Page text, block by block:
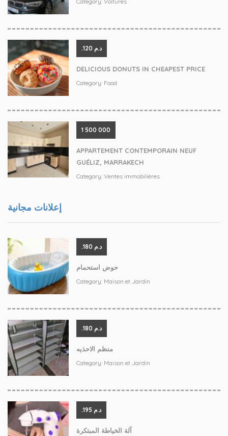
.د.م 120
DELICIOUS DONUTS IN CHEAPEST PRICE
Category: Food
‪1 500 000
APPARTEMENT CONTEMPORAIN NEUF
GUÉLIZ, MARRAKECH
Category: Ventes immobilières
إعلانات مجانية
.د.م 180
حوض استحمام
Category: Maison et Jardin
.د.م 180
منظم الاحذيه
Category: Maison et Jardin
.د.م 195
آلة الخياطة المبتكرة